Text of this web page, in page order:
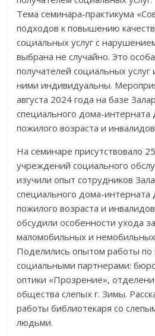
Тема семинара-практикума
подходов к повышению
социальных услуг с
выбрана не случайно. Это
получателей социальных
ними индивидуальны.
августа 2024 года на базе
специального дома-интерната
пожилого возраста и
На семинаре присутствовало
учреждений социального
изучили опыт сотрудников
специального дома-интерната
пожилого возраста и
обсудили особенности ухода
маломобильных и
Поделились опытом работы по
социальными партнерами:
оптики «Прозрение»,
общества слепых г. Зимы.
работы библиотекаря со
людьми.